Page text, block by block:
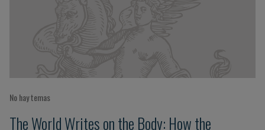
No hay temas
The World Writes on the Body: How the